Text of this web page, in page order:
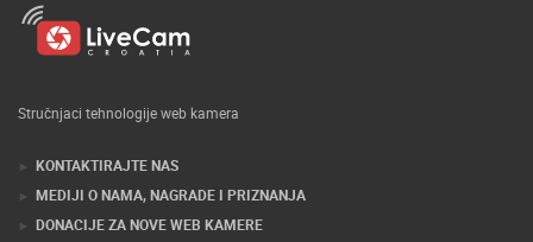
Stručnjaci tehnologije web kamera
KONTAKTIRAJTE NAS
MEDIJI O NAMA, NAGRADE I PRIZNANJA
DONACIJE ZA NOVE WEB KAMERE